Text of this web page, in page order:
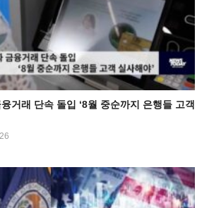
거래 단속 돌입 ‘8월 중순까지 은행들 고객